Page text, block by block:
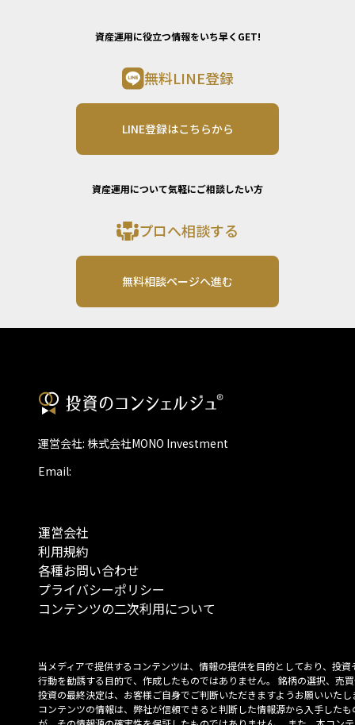
資産運用に役立つ情報をいち早くGET!
無料LINE登録
LINE登録はこちらから
資産運用について気軽にご相談したい方
プロへ相談する
無料相談ページへ進む
運営会社: 株式会社MONO Investment
Email:
運営会社
利用規約
各種お問い合わせ
プライバシーポリシー
コンテンツの二次利用について
当メディアで提供するコンテンツは、情報の提供を目的としており、投資
行動を勧誘する目的で、作成したものではありません。 銘柄の選択、売
投資の最終決定は、お客様ご自身でご判断いただきますようお願いいたし
コンテンツの情報は、弊社が信頼できると判断した情報源から入手したも